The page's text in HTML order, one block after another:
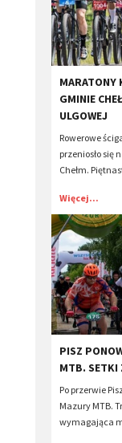
​MARATONY
GMINIE
ULGOWEJ
Rowerowe
przeniosło się
Chełm.
Więcej...
​PISZ
MTB. SETKI
Po przerwie
Mazury MTB.
wymagająca